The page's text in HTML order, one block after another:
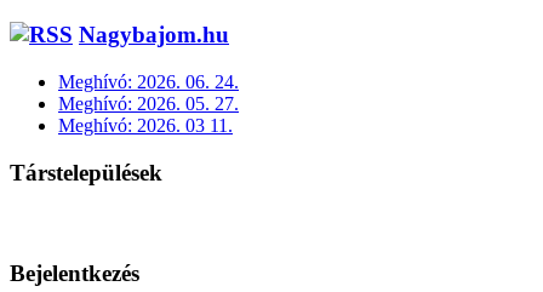
Nagybajom.hu
Meghívó: 2026. 06. 24.
Meghívó: 2026. 05. 27.
Meghívó: 2026. 03 11.
Társtelepülések
Bejelentkezés